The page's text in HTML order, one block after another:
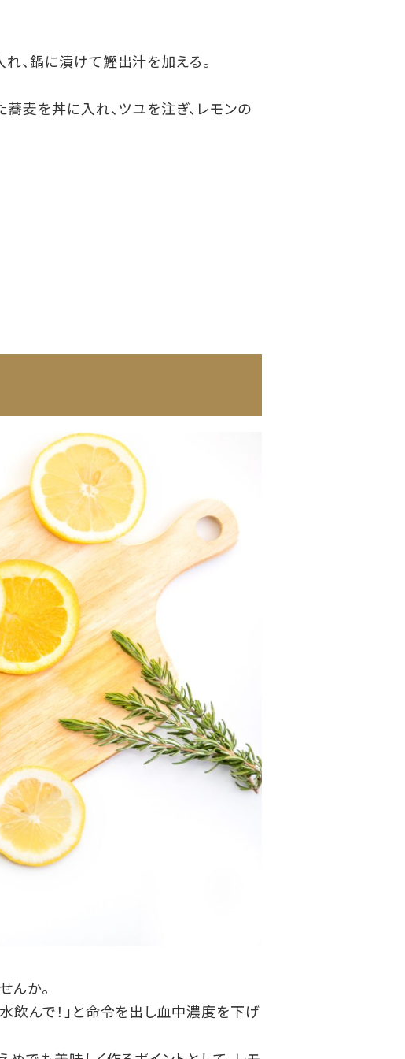
、鍋に漬けて鰹出汁を加える。
麦を丼に入れ、ツユを注ぎ、レモンの
んか。
飲んで！」と命令を出し血中濃度を下げ